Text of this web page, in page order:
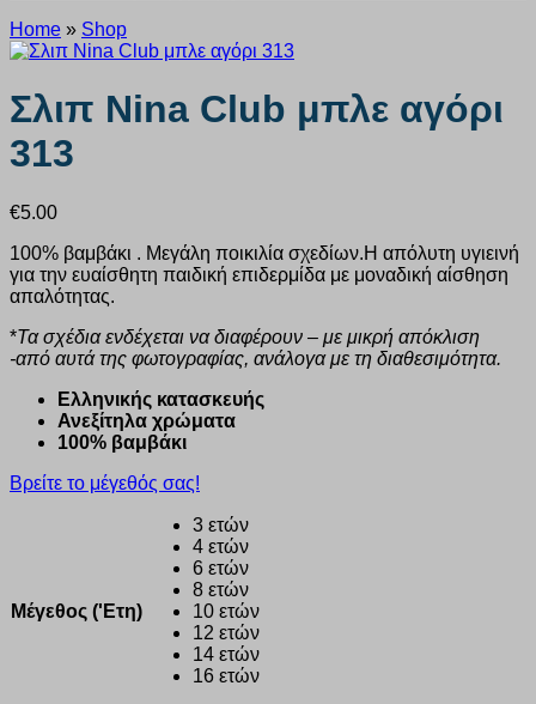
Home » Shop
Σλιπ Nina Club μπλε αγόρι
313
€5.00
100% βαμβάκι . Μεγάλη ποικιλία σχεδίων.Η απόλυτη υγιεινή
για την ευαίσθητη παιδική επιδερμίδα με μοναδική αίσθηση
απαλότητας.
*Τα σχέδια ενδέχεται να διαφέρουν – με μικρή απόκλιση
-από αυτά της φωτογραφίας, ανάλογα με τη διαθεσιμότητα.
Eλληνικής κατασκευής
Ανεξίτηλα χρώματα
100% βαμβάκι
Βρείτε το μέγεθός σας!
Μέγεθος ('Ετη)
3 ετών
4 ετών
6 ετών
8 ετών
10 ετών
12 ετών
14 ετών
16 ετών